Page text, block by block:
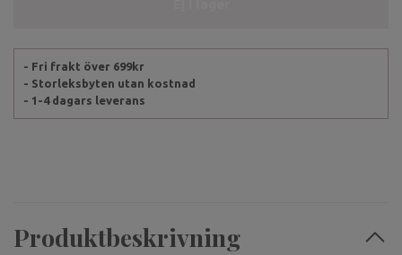
- Fri frakt över 699kr
- Storleksbyten utan kostnad
- 1-4 dagars leverans
Produktbeskrivning